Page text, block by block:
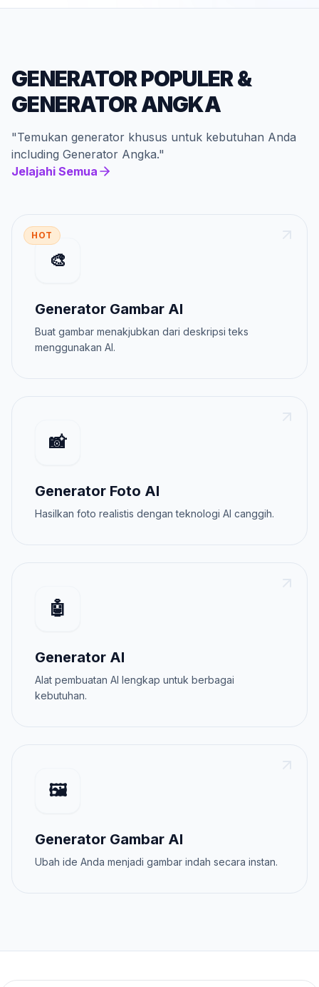
GENERATOR POPULER&
GENERATOR ANGKA
"Temukan generator khusus untuk kebutuhan Anda
including Generator Angka."
Jelajahi Semua
HOT
🎨
Generator Gambar AI
Buat gambar menakjubkan dari deskripsi teks
menggunakan AI.
📸
Generator Foto AI
Hasilkan foto realistis dengan teknologi AI canggih.
🤖
Generator AI
Alat pembuatan AI lengkap untuk berbagai
kebutuhan.
🖼️
Generator Gambar AI
Ubah ide Anda menjadi gambar indah secara instan.